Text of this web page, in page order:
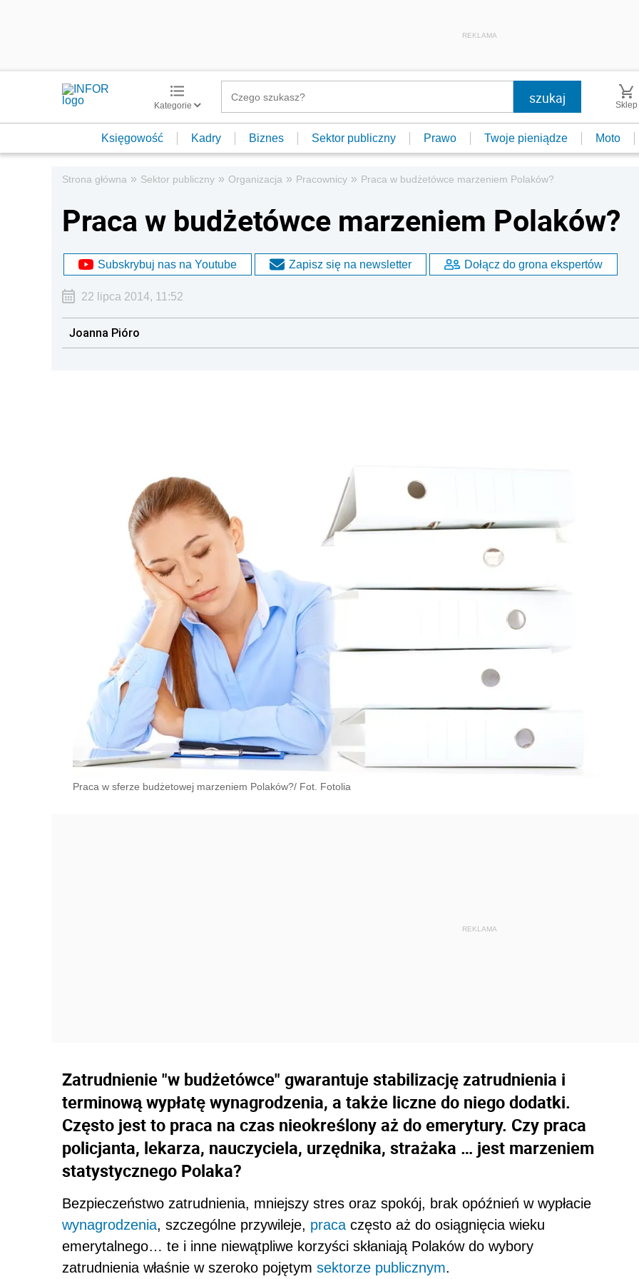
REKLAMA
Kategorie Sklep
Księgowość Kadry Biznes Sektor publiczny Prawo Twoje pieniądze Moto
Strona główna » Sektor publiczny » Organizacja » Pracownicy » Praca w budżetówce marzeniem Polaków?
Praca w budżetówce marzeniem Polaków?
Subskrybuj nas na Youtube Zapisz się na newsletter Dołącz do grona ekspertów
22 lipca 2014, 11:52
Joanna Pióro
Praca w sferze budżetowej marzeniem Polaków?/ Fot. Fotolia
Zatrudnienie "w budżetówce" gwarantuje stabilizację zatrudnienia i
terminową wypłatę wynagrodzenia, a także liczne do niego dodatki.
Często jest to praca na czas nieokreślony aż do emerytury. Czy praca
policjanta, lekarza, nauczyciela, urzędnika, strażaka … jest marzeniem
statystycznego Polaka?
Bezpieczeństwo zatrudnienia, mniejszy stres oraz spokój, brak opóźnień w wypłacie
wynagrodzenia, szczególne przywileje, praca często aż do osiągnięcia wieku
emerytalnego… te i inne niewątpliwe korzyści skłaniają Polaków do wybory
zatrudnienia właśnie w szeroko pojętym sektorze publicznym.